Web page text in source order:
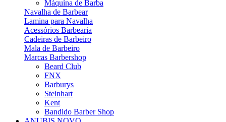
Máquina de Barba
Navalha de Barbear
Lamina para Navalha
Acessórios Barbearia
Cadeiras de Barbeiro
Mala de Barbeiro
Marcas Barbershop
Beard Club
FNX
Barburys
Steinhart
Kent
Bandido Barber Shop